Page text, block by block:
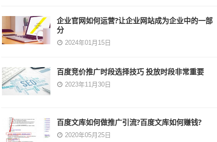
企业官网如何运营?让企业网站成为企业中的一部
分
2024年01月15日
百度竞价推广时段选择技巧 投放时段非常重要
2023年11月30日
百度文库如何做推广引流?百度文库如何赚钱?
2020年05月25日